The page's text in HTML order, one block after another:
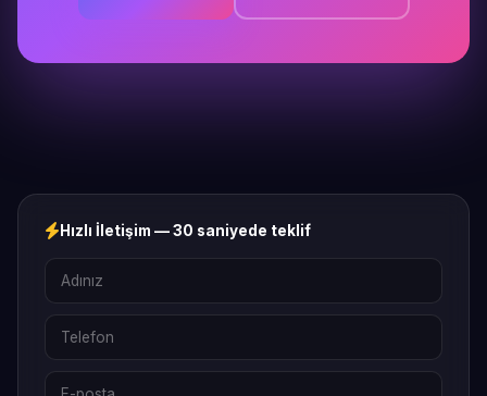
Hızlı İletişim — 30 saniyede teklif